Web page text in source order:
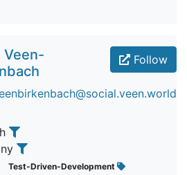
Follow
Veen-
Test-Driven-Development